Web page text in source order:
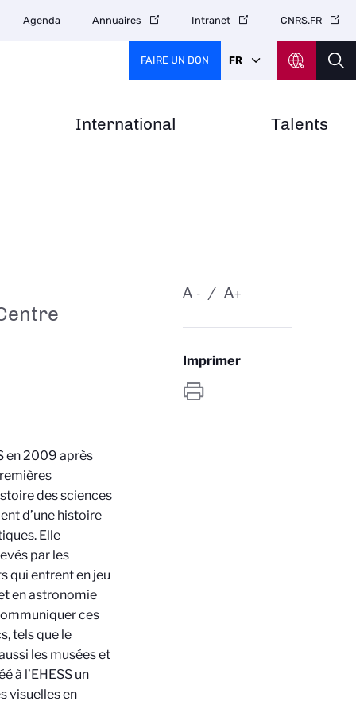
International Talents
Agenda Annuaires Intranet CNRS.FR
FAIRE UN DON FR
en 2009 après
des sciences
d’une histoire
Elle
par les
qui entrent en jeu
en astronomie
ces
tels que le
les musées et
à l’EHESS un
visuelles en
-
A +
A
Imprimer